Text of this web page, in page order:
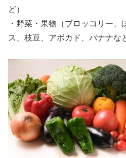
ど）
・野菜・果物（ブロッコリー
ス、枝豆、アボカド、バナナな